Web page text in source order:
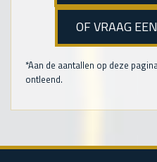
OF VRAAG
*Aan de aantallen op deze
ontleend.